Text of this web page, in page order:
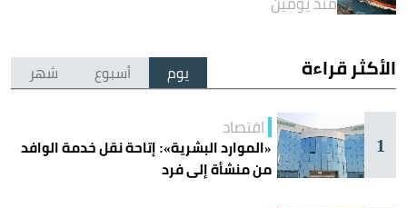
الأكثر قراءة يوم أسبوع شهر
1
اقتصاد
«الموارد البشرية»: إتاحة نقل خدمة الوافد
من منشأة إلى فرد